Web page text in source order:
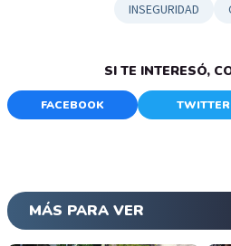
INSEGURIDAD
SI TE INTERESÓ,
FACEBOOK TWITTER
MÁS PARA VER